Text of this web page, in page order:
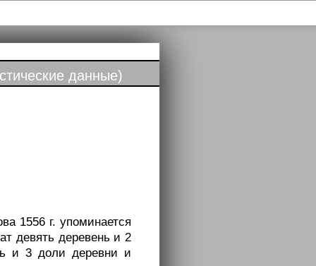
данные)
1556 г. упоминается
девять деревень и 2
и 3 доли деревни и